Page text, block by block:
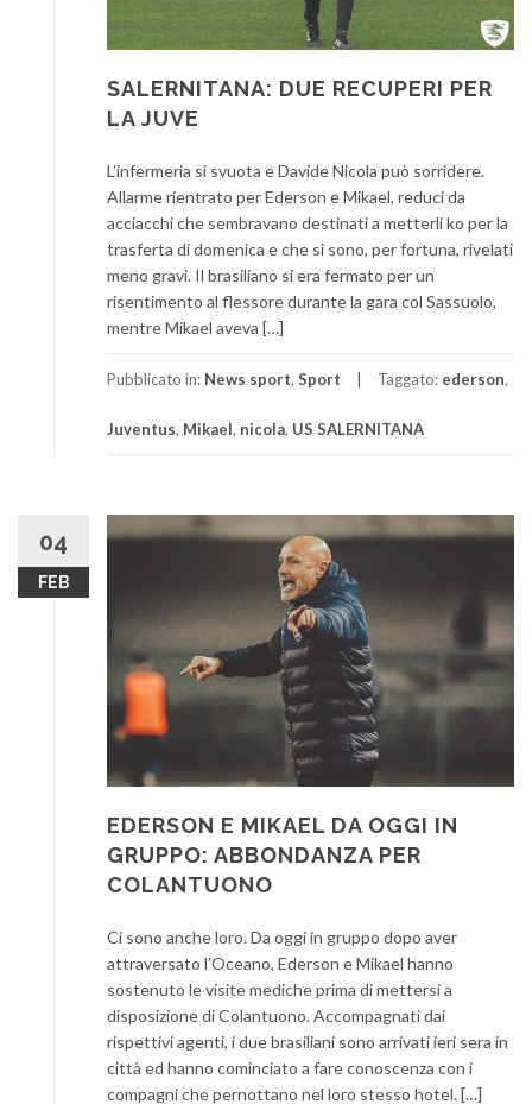
SALERNITANA: DUE RECUPERI PER
LA JUVE
L’infermeria si svuota e Davide Nicola può sorridere.
Allarme rientrato per Ederson e Mikael, reduci da
acciacchi che sembravano destinati a metterli ko per la
trasferta di domenica e che si sono, per fortuna, rivelati
meno gravi. Il brasiliano si era fermato per un
risentimento al flessore durante la gara col Sassuolo,
mentre Mikael aveva […]
Pubblicato in: News sport, Sport Taggato: ederson,
Juventus, Mikael, nicola, US SALERNITANA
04
FEB
EDERSON E MIKAEL DA OGGI IN
GRUPPO: ABBONDANZA PER
COLANTUONO
Ci sono anche loro. Da oggi in gruppo dopo aver
attraversato l’Oceano, Ederson e Mikael hanno
sostenuto le visite mediche prima di mettersi a
disposizione di Colantuono. Accompagnati dai
rispettivi agenti, i due brasiliani sono arrivati ieri sera in
città ed hanno cominciato a fare conoscenza con i
compagni che pernottano nel loro stesso hotel. […]